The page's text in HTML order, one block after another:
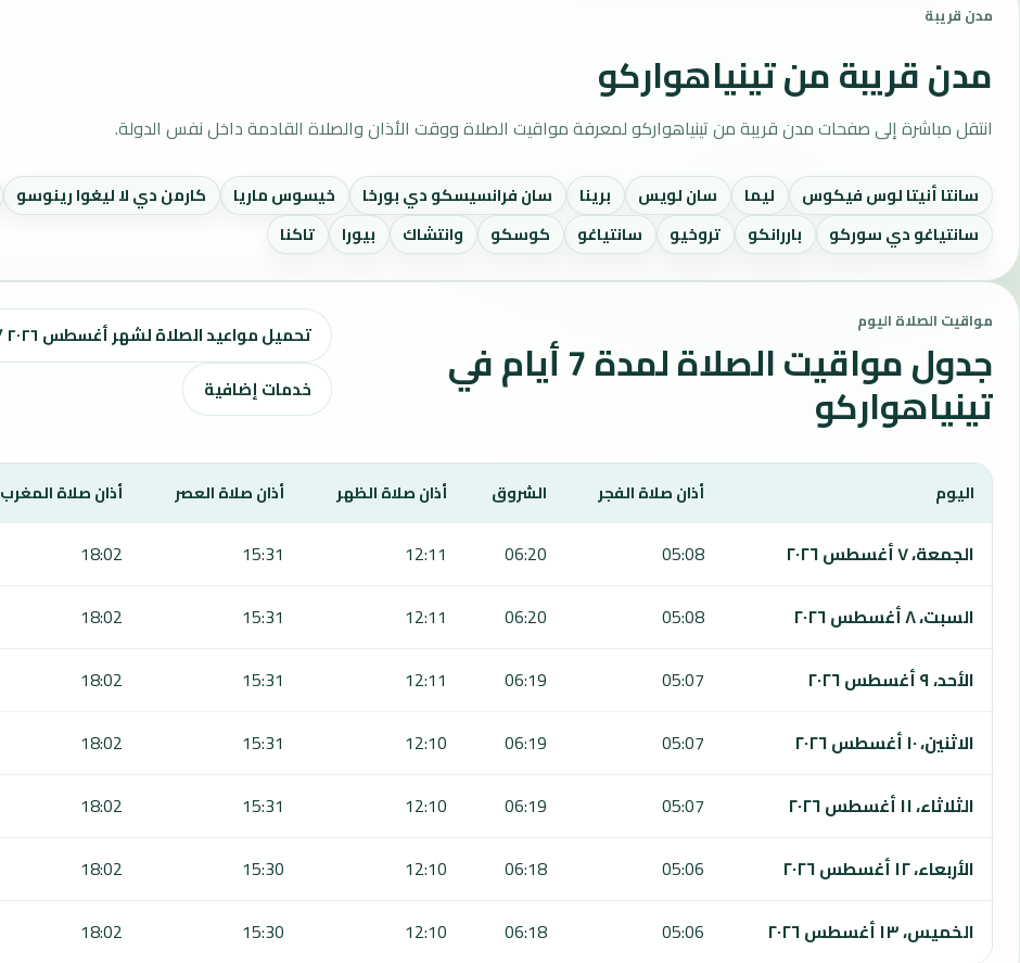
مدن قريبة
مدن قريبة من تينياهواركو
انتقل مباشرة إلى صفحات مدن قريبة من تينياهواركو لمعرفة مواقيت الصلاة ووقت الأذان والصلاة القادمة داخل نفس الدولة.
سانتا أنيتا لوس فيكوس ليما سان لويس برينا سان فرانسيسكو دي بورخا خيسوس ماريا كارمن دي لا ليغوا رينوسو
سانتياغو دي سوركو
باررانكو تروخيو سانتياغو كوسكو وانتشاك بيورا تاكنا
مواقيت الصلاة اليوم
جدول مواقيت الصلاة لمدة 7 أيام في
تينياهواركو
تحميل مواعيد الصلاة لشهر أغسطس ٢٠٢٦ / صفر 1448 هـ
خدمات إضافية
يعرض هذا الجدول مواقيت الصلاة لمدة 7 أيام في تينياهواركو، بما يشمل الفجر والشروق والظهر والعصر والمغرب والعشاء.
اليوم أذان صلاة الفجر الشروق أذان صلاة الظهر أذان صلاة العصر أذان صلاة المغرب
الجمعة، ٧ أغسطس ٢٠٢٦ 05:08
06:20
12:11
15:31
18:02
السبت، ٨ أغسطس ٢٠٢٦
05:08
06:20
12:11
15:31
18:02
الأحد، ٩ أغسطس ٢٠٢٦
05:07
06:19
12:11
15:31
18:02
الاثنين، ١٠ أغسطس ٢٠٢٦
05:07
06:19
12:10
15:31
18:02
الثلاثاء، ١١ أغسطس ٢٠٢٦
05:07
06:19
12:10
15:31
18:02
الأربعاء، ١٢ أغسطس ٢٠٢٦
05:06
06:18
12:10
15:30
18:02
الخميس، ١٣ أغسطس ٢٠٢٦
05:06
06:18
12:10
15:30
18:02